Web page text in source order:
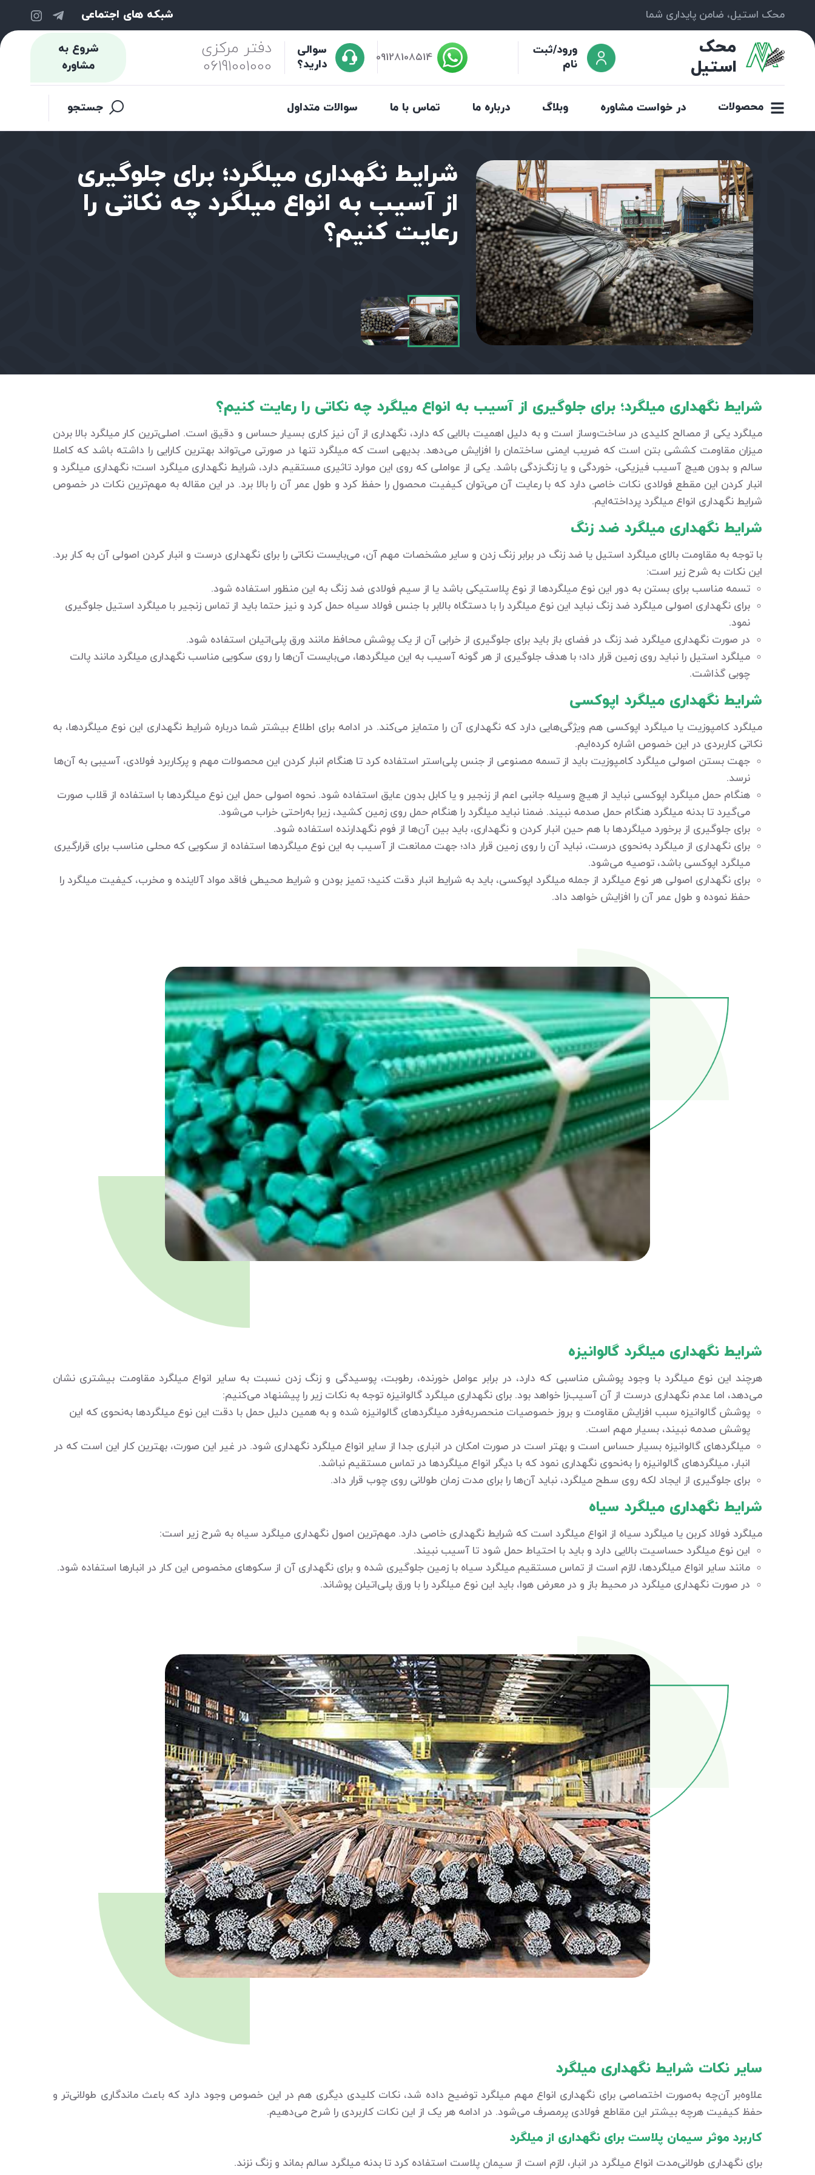
محک استیل، ضامن پایداری شما شبکه های اجتماعی
محک
استیل
ورود/ثبت
نام
09128108514
سوالی
دارید؟
دفتر مرکزی
06191001000
شروع به
مشاوره
محصولات در خواست مشاوره وبلاگ درباره ما تماس با ما سوالات متداول جستجو
شرایط نگهداری میلگرد؛ برای جلوگیری
از آسیب به انواع میلگرد چه نکاتی را
رعایت کنیم؟
شرایط نگهداری میلگرد؛ برای جلوگیری از آسیب به انواع میلگرد چه نکاتی را رعایت کنیم؟
میلگرد یکی از مصالح کلیدی در ساخت‌وساز است و به دلیل اهمیت بالایی که دارد، نگهداری از آن نیز کاری بسیار حساس و دقیق است. اصلی‌ترین کار میلگرد بالا بردن
میزان مقاومت کششی بتن است که ضریب ایمنی ساختمان را افزایش می‌دهد. بدیهی است که میلگرد تنها در صورتی می‌تواند بهترین کارایی را داشته باشد که کاملا
سالم و بدون هیچ آسیب فیزیکی، خوردگی و یا زنگ‌زدگی باشد. یکی از عواملی که روی این موارد تاثیری مستقیم دارد، شرایط نگهداری میلگرد است؛ نگهداری میلگرد و
انبار کردن این مقطع فولادی نکات خاصی دارد که با رعایت آن می‌توان کیفیت محصول را حفظ کرد و طول عمر آن را بالا برد. در این مقاله به مهم‌ترین نکات در خصوص
شرایط نگهداری انواع میلگرد پرداخته‌ایم.
شرایط نگهداری میلگرد ضد زنگ
با توجه به مقاومت بالای میلگرد استیل یا ضد زنگ در برابر زنگ زدن و سایر مشخصات مهم آن، می‌بایست نکاتی را برای نگهداری درست و انبار کردن اصولی آن به کار برد.
این نکات به شرح زیر است:
تسمه مناسب برای بستن به دور این نوع میلگردها از نوع پلاستیکی باشد یا از سیم فولادی ضد زنگ به این منظور استفاده شود.
برای نگهداری اصولی میلگرد ضد زنگ نباید این نوع میلگرد را با دستگاه بالابر با جنس فولاد سیاه حمل کرد و نیز حتما باید از تماس زنجیر با میلگرد استیل جلوگیری
نمود.
در صورت نگهداری میلگرد ضد زنگ در فضای باز باید برای جلوگیری از خرابی آن از یک پوشش محافظ مانند ورق پلی‌اتیلن استفاده شود.
میلگرد استیل را نباید روی زمین قرار داد؛ با هدف جلوگیری از هر گونه آسیب به این میلگردها، می‌بایست آن‌ها را روی سکویی مناسب نگهداری میلگرد مانند پالت
چوبی گذاشت.
شرایط نگهداری میلگرد اپوکسی
میلگرد کامپوزیت یا میلگرد اپوکسی هم ویژگی‌هایی دارد که نگهداری آن را متمایز می‌کند. در ادامه برای اطلاع بیشتر شما درباره شرایط نگهداری این نوع میلگردها، به
نکاتی کاربردی در این خصوص اشاره کرده‌ایم.
جهت بستن اصولی میلگرد کامپوزیت باید از تسمه مصنوعی از جنس پلی‌استر استفاده کرد تا هنگام انبار کردن این محصولات مهم و پرکاربرد فولادی، آسیبی به آن‌ها
نرسد.
هنگام حمل میلگرد اپوکسی نباید از هیچ وسیله جانبی اعم از زنجیر و یا کابل بدون عایق استفاده شود. نحوه اصولی حمل این نوع میلگردها با استفاده از قلاب صورت
می‌گیرد تا بدنه میلگرد هنگام حمل صدمه نبیند. ضمنا نباید میلگرد را هنگام حمل روی زمین کشید، زیرا به‌راحتی خراب می‌شود.
برای جلوگیری از برخورد میلگردها با هم حین انبار کردن و نگهداری، باید بین آن‌ها از فوم نگهدارنده استفاده شود.
برای نگهداری از میلگرد به‌نحوی درست، نباید آن را روی زمین قرار داد؛ جهت ممانعت از آسیب به این نوع میلگردها استفاده از سکویی که محلی مناسب برای قرارگیری
میلگرد اپوکسی باشد، توصیه می‌شود.
برای نگهداری اصولی هر نوع میلگرد از جمله میلگرد اپوکسی، باید به شرایط انبار دقت کنید؛ تمیز بودن و شرایط محیطی فاقد مواد آلاینده و مخرب، کیفیت میلگرد را
حفظ نموده و طول عمر آن را افزایش خواهد داد.
شرایط نگهداری میلگرد گالوانیزه
هرچند این نوع میلگرد با وجود پوشش مناسبی که دارد، در برابر عوامل خورنده، رطوبت، پوسیدگی و زنگ زدن نسبت به سایر انواع میلگرد مقاومت بیشتری نشان
می‌دهد، اما عدم نگهداری درست از آن آسیب‌زا خواهد بود. برای نگهداری میلگرد گالوانیزه توجه به نکات زیر را پیشنهاد می‌کنیم:
پوشش گالوانیزه سبب افزایش مقاومت و بروز خصوصیات منحصربه‌فرد میلگردهای گالوانیزه شده و به همین دلیل حمل با دقت این نوع میلگردها به‌نحوی که این
پوشش صدمه نبیند، بسیار مهم است.
میلگردهای گالوانیزه بسیار حساس است و بهتر است در صورت امکان در انباری جدا از سایر انواع میلگرد نگهداری شود. در غیر این صورت، بهترین کار این است که در
انبار، میلگردهای گالوانیزه را به‌نحوی نگهداری نمود که با دیگر انواع میلگردها در تماس مستقیم نباشد.
برای جلوگیری از ایجاد لکه روی سطح میلگرد، نباید آن‌ها را برای مدت زمان طولانی روی چوب قرار داد.
شرایط نگهداری میلگرد سیاه
میلگرد فولاد کربن یا میلگرد سیاه از انواع میلگرد است که شرایط نگهداری خاصی دارد. مهم‌ترین اصول نگهداری میلگرد سیاه به شرح زیر است:
این نوع میلگرد حساسیت بالایی دارد و باید با احتیاط حمل شود تا آسیب نبیند.
مانند سایر انواع میلگردها، لازم است از تماس مستقیم میلگرد سیاه با زمین جلوگیری شده و برای نگهداری آن از سکوهای مخصوص این کار در انبارها استفاده شود.
در صورت نگهداری میلگرد در محیط باز و در معرض هوا، باید این نوع میلگرد را با ورق پلی‌اتیلن پوشاند.
سایر نکات شرایط نگهداری میلگرد
علاوه‌بر آن‌چه به‌صورت اختصاصی برای نگهداری انواع مهم میلگرد توضیح داده شد، نکات کلیدی دیگری هم در این خصوص وجود دارد که باعث ماندگاری طولانی‌تر و
حفظ کیفیت هرچه بیشتر این مقاطع فولادی پرمصرف می‌شود. در ادامه هر یک از این نکات کاربردی را شرح می‌دهیم.
کاربرد موثر سیمان پلاست برای نگهداری از میلگرد
برای نگهداری طولانی‌مدت انواع میلگرد در انبار، لازم است از سیمان پلاست استفاده کرد تا بدنه میلگرد سالم بماند و زنگ نزند.